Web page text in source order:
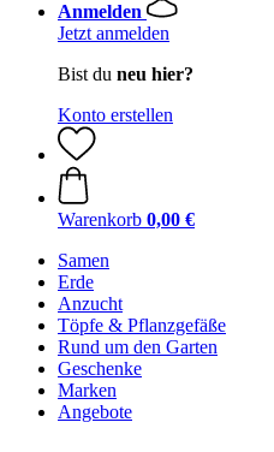
Anmelden
Jetzt anmelden
Bist du neu hier?
Konto erstellen
Warenkorb 0,00 €
Samen
Erde
Anzucht
Töpfe & Pflanzgefäße
Rund um den Garten
Geschenke
Marken
Angebote